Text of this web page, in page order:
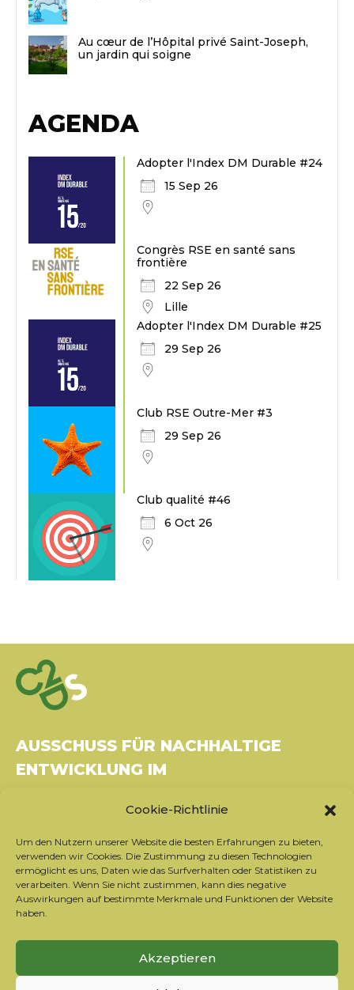
Cookie-Richtlinie
Um den Nutzern unserer Website die besten Erfahrungen zu bieten,
verwenden wir Cookies. Die Zustimmung zu diesen Technologien
ermöglicht es uns, Daten wie das Surfverhalten oder Statistiken zu
verarbeiten. Wenn Sie nicht zustimmen, kann dies negative
Auswirkungen auf bestimmte Merkmale und Funktionen der Website
haben.
Akzeptieren
Au cœur de l’Hôpital privé Saint-Joseph,
un jardin qui soigne
AGENDA
Adopter l'Index DM Durable #24
15 Sep 26
Congrès RSE en santé sans
frontière
22 Sep 26
Lille
Adopter l'Index DM Durable #25
29 Sep 26
Club RSE Outre-Mer #3
29 Sep 26
Club qualité #46
6 Oct 26
AUSSCHUSS FÜR NACHHALTIGE
ENTWICKLUNG IM
37270 Montlouis-sur-Loire
Tel.: 06 26 49 36 81 -
contact@c2ds.eu
TwitterLinkedIn
Sich für den Newsletter anmelden
Unsere Partner